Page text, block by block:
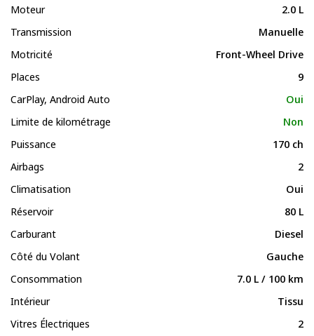
Moteur
2.0 L
Transmission
Manuelle
Motricité
Front-Wheel Drive
Places
9
CarPlay, Android Auto
Oui
Limite de kilométrage
Non
Puissance
170 ch
Airbags
2
Climatisation
Oui
Réservoir
80 L
Carburant
Diesel
Côté du Volant
Gauche
Consommation
7.0 L / 100 km
Intérieur
Tissu
Vitres Électriques
2